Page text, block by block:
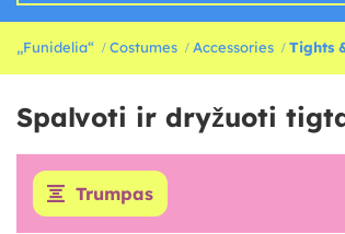
„Funidelia“ Costumes Accessories Tights
Spalvoti ir dryžuoti
Trumpas